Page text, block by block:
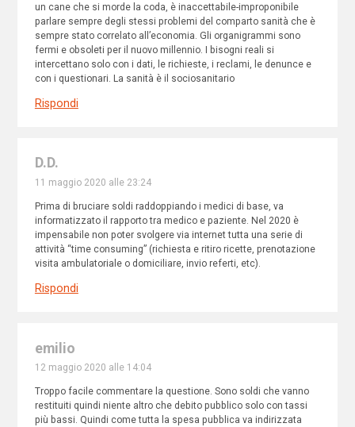
un cane che si morde la coda, è inaccettabile-improponibile
parlare sempre degli stessi problemi del comparto sanità che è
sempre stato correlato all’economia. Gli organigrammi sono
fermi e obsoleti per il nuovo millennio. I bisogni reali si
intercettano solo con i dati, le richieste, i reclami, le denunce e
con i questionari. La sanità è il sociosanitario
Rispondi
D.D.
11 maggio 2020 alle 23:24
Prima di bruciare soldi raddoppiando i medici di base, va
informatizzato il rapporto tra medico e paziente. Nel 2020 è
impensabile non poter svolgere via internet tutta una serie di
attività “time consuming” (richiesta e ritiro ricette, prenotazione
visita ambulatoriale o domiciliare, invio referti, etc).
Rispondi
emilio
12 maggio 2020 alle 14:04
Troppo facile commentare la questione. Sono soldi che vanno
restituiti quindi niente altro che debito pubblico solo con tassi
più bassi. Quindi come tutta la spesa pubblica va indirizzata